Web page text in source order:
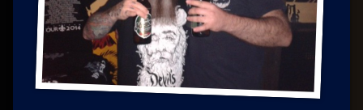
Miroslav Šantek